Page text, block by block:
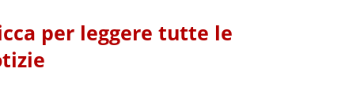
per leggere tutte le